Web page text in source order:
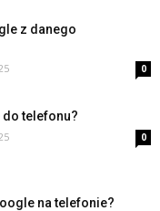
z danego
0
telefonu?
0
na telefonie?